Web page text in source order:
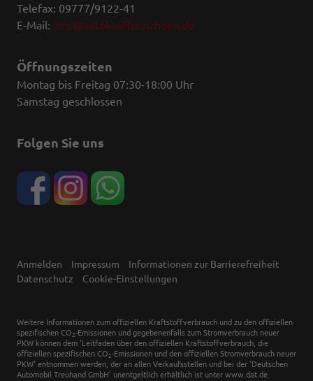
Telefax: 09777/9122-41
E-Mail: info@autokaufhausrhoen.de
Öffnungszeiten
Montag bis Freitag 07:30-18:00 Uhr
Samstag geschlossen
Folgen Sie uns
Anmelden Impressum
Informationen zur Barrierefreiheit
Datenschutz
Cookie-Einstellungen
Weitere Informationen zum offiziellen Kraftstoffverbrauch und zu den offiziellen
spezifischen CO 2-Emissionen und gegebenenfalls zum Stromverbrauch neuer
PKW können dem 'Leitfaden über den offiziellen Kraftstoffverbrauch, die
offiziellen spezifischen CO 2-Emissionen und den offiziellen Stromverbrauch neuer
PKW' entnommen werden, der an allen Verkaufsstellen und bei der 'Deutschen
Automobil Treuhand GmbH' unentgeltlich erhältlich ist unter www.dat.de.